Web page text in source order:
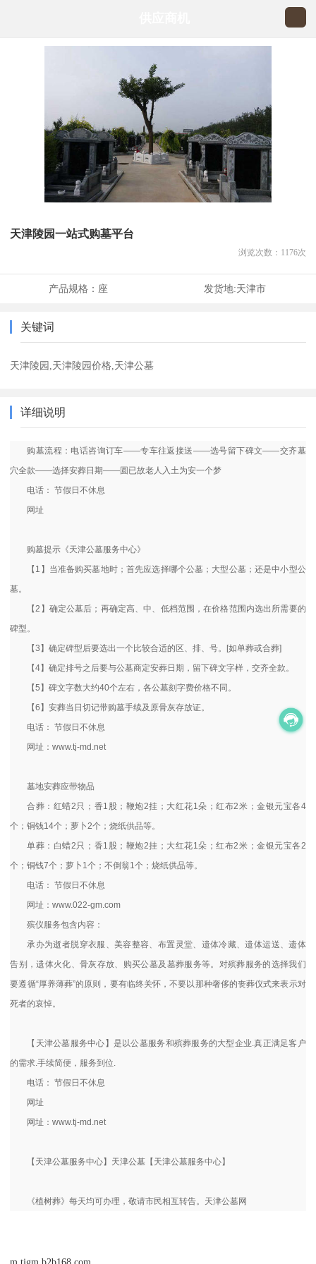
天津陵园一站式购墓平台
浏览次数： 1176次
产品规格： 座 发货地:天津市
关键词
天津陵园,天津陵园价格,天津公墓
详细说明
购墓流程：电话咨询订车——专车往返接送——选号留下碑文——交齐墓
穴全款——选择安葬日期——圆已故老人入土为安一个梦
电话： 节假日不休息
网址
购墓提示《天津公墓服务中心》
【1】当准备购买墓地时；首先应选择哪个公墓；大型公墓；还是中小型公
墓。
【2】确定公墓后；再确定高、中、低档范围，在价格范围内选出所需要的
碑型。
【3】确定碑型后要选出一个比较合适的区、排、号。[如单葬或合葬]
【4】确定排号之后要与公墓商定安葬日期，留下碑文字样，交齐全款。
【5】碑文字数大约40个左右，各公墓刻字费价格不同。
【6】安葬当日切记带购墓手续及原骨灰存放证。
电话： 节假日不休息
网址：www.tj-md.net
墓地安葬应带物品
合葬：红蜡2只；香1股；鞭炮2挂；大红花1朵；红布2米；金银元宝各4
个；铜钱14个；萝卜2个；烧纸供品等。
单葬：白蜡2只；香1股；鞭炮2挂；大红花1朵；红布2米；金银元宝各2
个；铜钱7个；萝卜1个；不倒翁1个；烧纸供品等。
电话： 节假日不休息
网址：www.022-gm.com
殡仪服务包含内容：
承办为逝者脱穿衣服、美容整容、布置灵堂、遗体冷藏、遗体运送、遗体
告别，遗体火化、骨灰存放、购买公墓及墓葬服务等。对殡葬服务的选择我们
要遵循“厚养薄葬”的原则，要有临终关怀，不要以那种奢侈的丧葬仪式来表示对
死者的哀悼。
【天津公墓服务中心】是以公墓服务和殡葬服务的大型企业.真正满足客户
的需求.手续简便，服务到位.
电话： 节假日不休息
网址
网址：www.tj-md.net
【天津公墓服务中心】天津公墓【天津公墓服务中心】
《植树葬》每天均可办理，敬请市民相互转告。天津公墓网
m.tjgm.b2b168.com